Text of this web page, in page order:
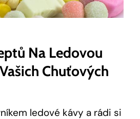
Na Ledovou
Chuťových
ledové kávy a rádi si